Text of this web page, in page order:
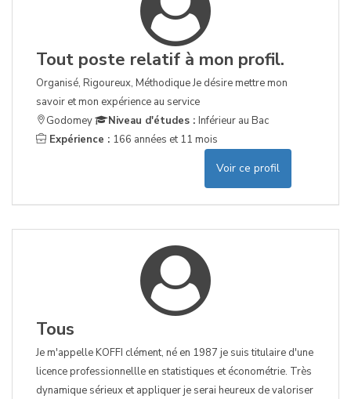
Tout poste relatif à mon profil.
Organisé, Rigoureux, Méthodique Je désire mettre mon
savoir et mon expérience au service
Godomey
Niveau d'études : Inférieur au Bac
Expérience : 166 années et 11 mois
Voir ce profil
Tous
Je m'appelle KOFFI clément, né en 1987 je suis titulaire d'une
licence professionnellle en statistiques et économétrie. Très
dynamique sérieux et appliquer je serai heureux de valoriser